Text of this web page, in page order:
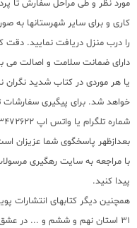
مورد نظر و طی مراحل سفارش تا
کاری و برای سایر شهرستانها به
را درب منزل دریافت نمایید. دقت
دارای ضمانت سلامت و اصالت می
یا هر موردی در کتاب شدید نگران
بعدازظهر پاسخگوی شما عزیزان
با مراجعه به سایت رهگیری
پیدا کنید.
همچنین دیگر کتابهای انتشارات
31 استان نهم و ششم و ... در